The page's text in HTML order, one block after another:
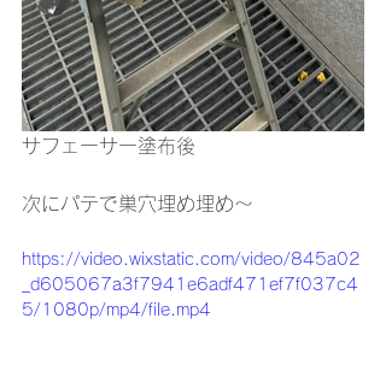
サフェーサー塗布後
次にパテで巣穴埋め埋め～
https://video.wixstatic.com/video/845a02
_d605067a3f7941e6adf471ef7f037c4
5/1080p/mp4/file.mp4